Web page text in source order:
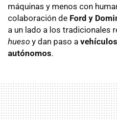
máquinas y menos con
colaboración de Ford y
a un lado a los tradicionales
hueso y dan paso a
autónomos.